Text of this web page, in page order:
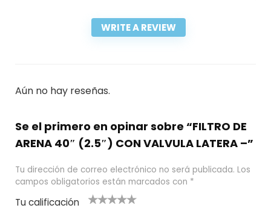
WRITE A REVIEW
Aún no hay reseñas.
Se el primero en opinar sobre “FILTRO DE
ARENA 40″ (2.5″) CON VALVULA LATERA –”
Tu dirección de correo electrónico no será publicada. Los
campos obligatorios están marcados con *
Tu calificación